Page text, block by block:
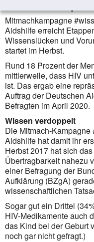
Mitmachkampagne
Aidshilfe erreicht
Wissenslücken und
startet im Herbst.
Rund 18 Prozent der
mittlerweile, dass HIV
ist. Das ergab eine
Auftrag der Deutschen
Befragten im April 2020.
Wissen verdoppelt
Die Mitmach-
Aidshilfe hat damit ihr
Herbst 2017 hat sich
Übertragbarkeit nahezu
einer Befragung der
Aufklärung (BZgA)
wissenschaftlichen
Sogar gut ein Drittel
HIV-Medikamente auch
das Kind bei der Geburt
noch gar nicht gefragt.)